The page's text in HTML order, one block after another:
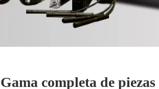
Gama completa de